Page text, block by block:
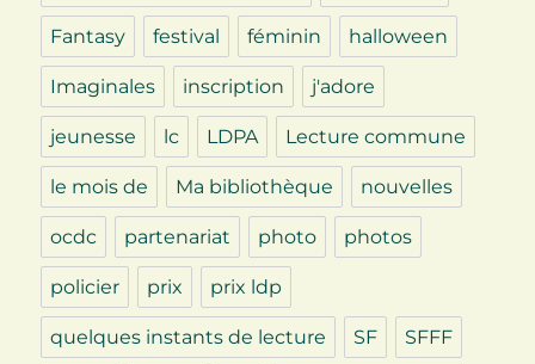
Fantasy festival féminin halloween
Imaginales inscription j'adore
jeunesse lc LDPA Lecture commune
le mois de Ma bibliothèque nouvelles
ocdc partenariat photo photos
policier prix prix ldp
quelques instants de lecture SF SFFF